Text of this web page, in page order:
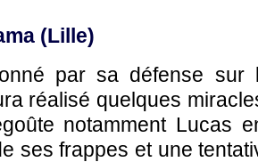
(Lille)
par sa défense
réalisé quelques
notamment Lucas
ses frappes et une